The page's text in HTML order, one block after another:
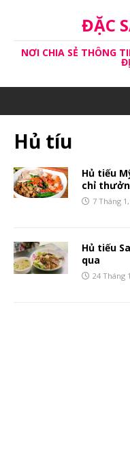
ĐẶC
NƠI CHIA SẺ THÔNG
Hủ tíu
Hủ tiếu
chỉ
7 Tháng
Hủ tiếu
qua
24 Tháng